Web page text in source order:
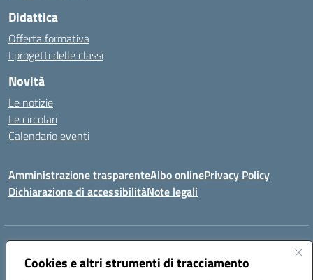
Cookies e altri strumenti di tracciamento
Didattica
Offerta formativa
I progetti delle classi
Novità
Le notizie
Le circolari
Calendario eventi
Amministrazione trasparenteAlbo onlinePrivacy Policy
Dichiarazione di accessibilitàNote legali
Indirizzo:
Centralino:0923993485 Email:tpic84500v@istruzione.it